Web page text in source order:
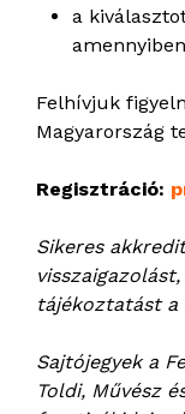
a
Felhívjuk
Magyarország
Regisztráció:
Sikeres
tájékoztatást a
Sajtójegyek a
Toldi, Művész